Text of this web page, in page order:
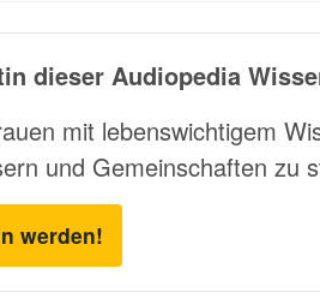
dieser Audiopedia
mit lebenswichtigem
und Gemeinschaften zu
werden!